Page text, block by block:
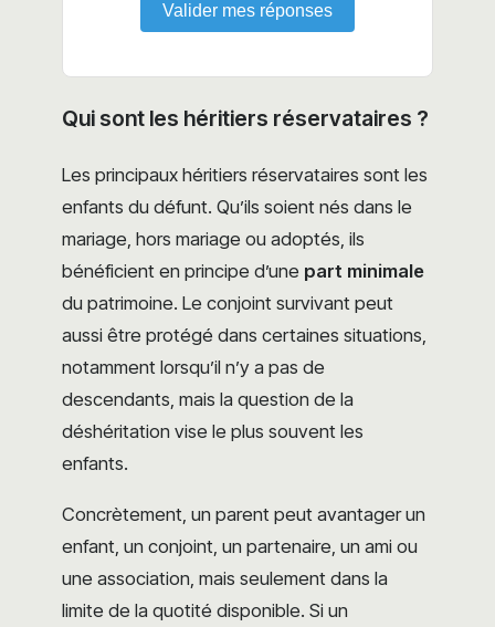
Valider mes réponses
Qui sont les héritiers réservataires ?
Les principaux héritiers réservataires sont les
enfants du défunt. Qu’ils soient nés dans le
mariage, hors mariage ou adoptés, ils
bénéficient en principe d’une part minimale
du patrimoine. Le conjoint survivant peut
aussi être protégé dans certaines situations,
notamment lorsqu’il n’y a pas de
descendants, mais la question de la
déshéritation vise le plus souvent les
enfants.
Concrètement, un parent peut avantager un
enfant, un conjoint, un partenaire, un ami ou
une association, mais seulement dans la
limite de la quotité disponible. Si un